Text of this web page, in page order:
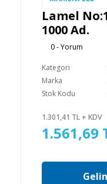
Lamel
1000 Ad.
0 - Yorum
Kategori
Marka
Stok Kodu
1.301,41 TL + KDV
1.561,69